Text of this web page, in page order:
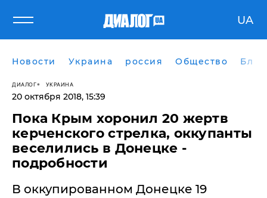
UA
Новости Украина россия Общество
ДИАЛОГ УКРАИНА
20 октября 2018, 15:39
​Пока Крым хоронил 20 жертв
керченского стрелка, оккупанты
веселились в Донецке -
подробности
В оккупированном Донецке 19